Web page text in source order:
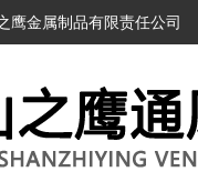
鹰金属制品有限责任公司